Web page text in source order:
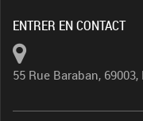
ENTRER EN CONTACT
55 Rue Baraban,